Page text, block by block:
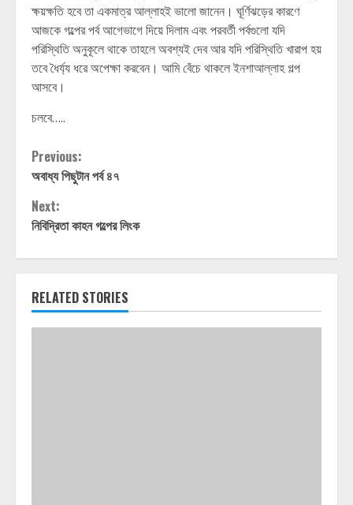
ক্ষয়ক্ষতি হবে তা একমাত্র আল্লাহই ভালো জানেন। ঘূর্ণিঝড়ের কারণে
আজকে গল্পের পর্ব আগেভাগে দিয়ে দিলাম এবং পরবর্তী পর্বগুলো যদি
পরিস্থিতি অনুকূলে থাকে তাহলে অবশ্যই দেব আর যদি পরিস্থিতি খারাপ হয়
তবে ধৈর্য্য ধরে অপেক্ষা করবেন। আমি বেঁচে থাকলে ইনশাআল্লাহ গল্প
আসবে।
চলবে…..
Continue
Reading
Previous:
অবাধ্য পিছুটান পর্ব ৪৭
Next:
নিবিদ্রিতা কাহন গল্পের লিংক
RELATED STORIES